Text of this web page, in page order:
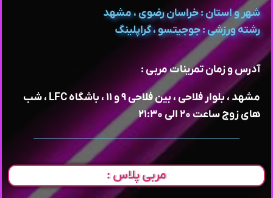
شهر و استان : خراسان رضوی ، مشهد
رشته ورزشی : جوجیتسو ، گراپلینگ
آدرس و زمان تمرینات مربی :
مشهد ، بلوار فلاحی ، بین فلاحی ۹ و ۱۱ ، باشگاه LFC ، شب
های زوج ساعت ۲۰ الی ۲۱:۳۰
مربی پلاس :